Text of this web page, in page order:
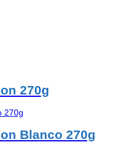
270g
Blanco 270g